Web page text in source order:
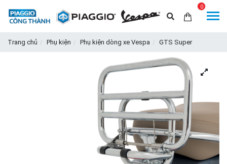
0
Trang chủ Phụ kiện Phụ kiện dòng xe Vespa GTS Super